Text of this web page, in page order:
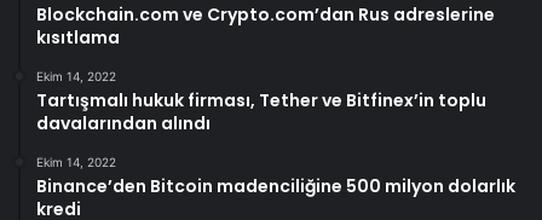
Blockchain.com ve Crypto.com’dan Rus adreslerine
kısıtlama
Ekim 14, 2022
Tartışmalı hukuk firması, Tether ve Bitfinex’in toplu
davalarından alındı
Ekim 14, 2022
Binance’den Bitcoin madenciliğine 500 milyon dolarlık
kredi